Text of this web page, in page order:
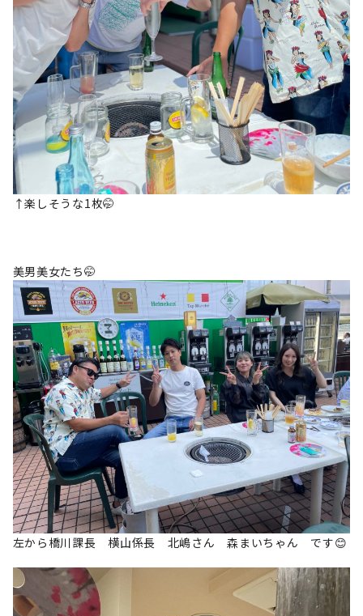
↑楽しそうな1枚🤭
美男美女たち🤭
左から橋川課長 横山係長 北嶋さん 森まいちゃん です😊